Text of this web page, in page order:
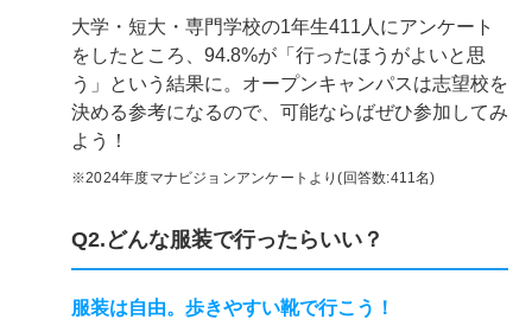
大学・短大・専門学校の1年生411人にアンケート
をしたところ、94.8%が「行ったほうがよいと思
う」という結果に。オープンキャンパスは志望校を
決める参考になるので、可能ならばぜひ参加してみ
よう！
※2024年度マナビジョンアンケートより(回答数:411名)
Q2.どんな服装で行ったらいい？
服装は自由。歩きやすい靴で行こう！